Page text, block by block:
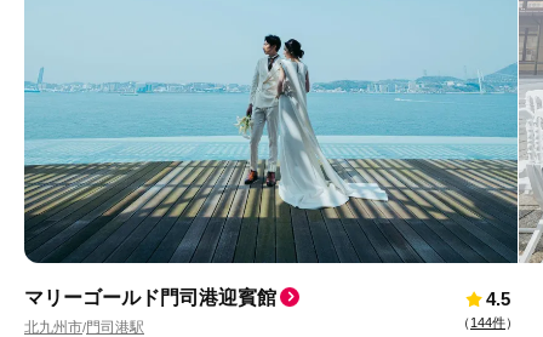
マリーゴールド門司港迎賓館
北九州市/門司港駅
4.5
（ 144件）